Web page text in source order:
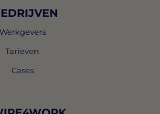
Werkgevers
Tarieven
Cases